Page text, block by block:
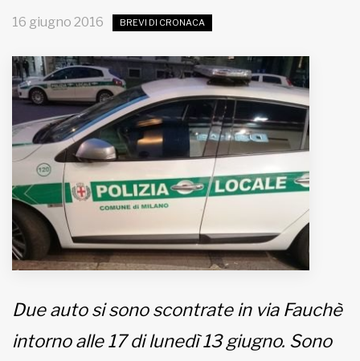
RUBRICHE
MUNICIPI
Inviateci le vostre segnalazioni
www.viveremilano.info
Fondato e diretto da Enzo De
Bernardis
Imbonati, 89 20159 Milano (Italia)
16 giugno 2016 BREVI DI CRONACA
Due auto si sono scontrate in via Fauchè
intorno alle 17 di lunedì 13 giugno. Sono